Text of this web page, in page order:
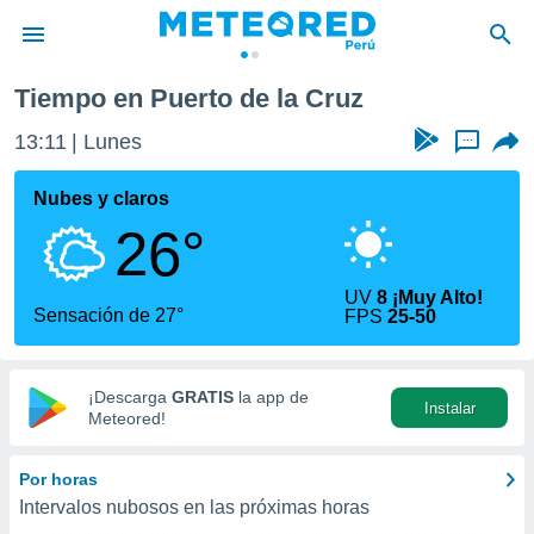
de
ha sido
calidad.
a este
las
y
digital
basada
Tiempo en Puerto de la Cruz
13:11 Lunes ...
Nubes y claros
26°
Sensación de 27°
UV8 ¡Muy Alto!
FPS25-50
¡Descarga GRATIS la app de
Meteored!
Instalar
Por horas
Intervalos nubosos en las próximas horas